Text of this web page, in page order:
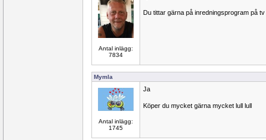
Antal inlägg:
7834
Du tittar gärna på inredningsprogram på tv
Mymla
Antal inlägg:
1745
Ja
Köper du mycket gärna mycket lull lull